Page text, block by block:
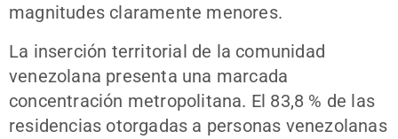
magnitudes claramente menores.
La inserción territorial de la comunidad
venezolana presenta una marcada
concentración metropolitana. El 83,8 % de las
residencias otorgadas a personas venezolanas